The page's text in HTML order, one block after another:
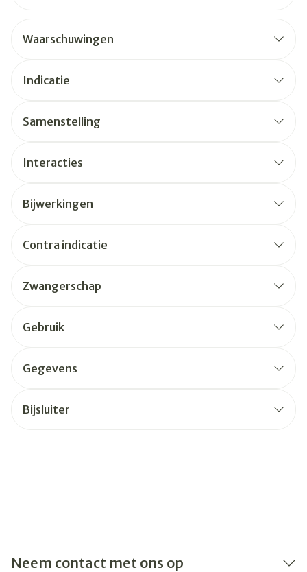
Waarschuwingen
Indicatie
Samenstelling
Interacties
Bijwerkingen
Contra indicatie
Zwangerschap
Gebruik
Gegevens
Bijsluiter
Neem contact met ons op